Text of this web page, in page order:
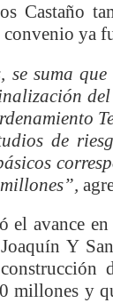
/
en
/
la posesión
/ Las
/
/
Castaño
ya
se suma
de
el avance
Y
millones y